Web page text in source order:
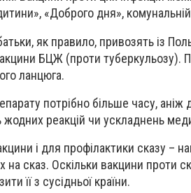
«Доброго дня»,
як правило, привозять із
БЦЖ (проти туберкульозу).
ланцюга.
потрібно більше часу, аніж
реакцій чи ускладнень
і для профілактики сказу –
сказ. Оскільки вакцини проти
її з сусідньої країни.